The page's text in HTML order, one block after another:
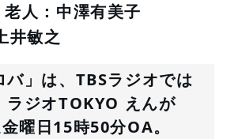
人：中澤有美子
井敏之
バ」は、TBSラジオでは
ラジオTOKYO えんが
曜日15時50分OA。